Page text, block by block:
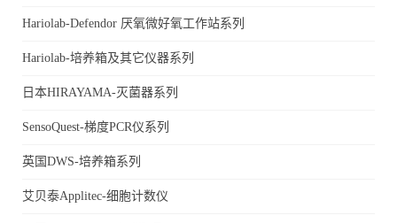
Hariolab-Defendor 厌氧微好氧工作站系列
Hariolab-培养箱及其它仪器系列
日本HIRAYAMA-灭菌器系列
SensoQuest-梯度PCR仪系列
英国DWS-培养箱系列
艾贝泰Applitec-细胞计数仪